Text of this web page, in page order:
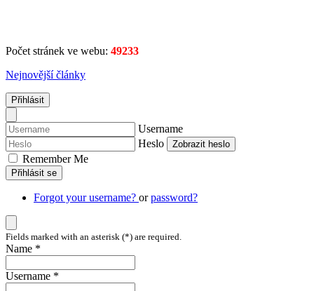
Počet stránek ve webu: 49233
Nejnovější články
Přihlásit
Username
Heslo
Zobrazit heslo
Remember Me
Přihlásit se
Forgot your username? orpassword?
Fields marked with an asterisk (*) are required.
Name *
Username *